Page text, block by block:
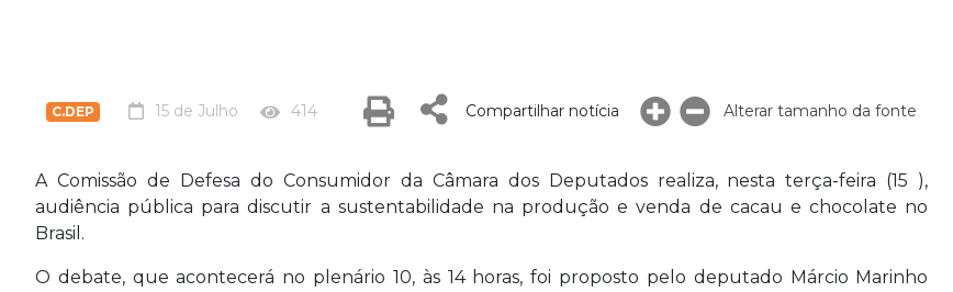
C.DEP 15 de Julho 414 Compartilhar notícia Alterar tamanho da fonte
A Comissão de Defesa do Consumidor da Câmara dos Deputados realiza, nesta terça-feira (15 ),
audiência pública para discutir a sustentabilidade na produção e venda de cacau e chocolate no
Brasil.
O debate, que acontecerá no plenário 10, às 14 horas, foi proposto pelo deputado Márcio Marinho